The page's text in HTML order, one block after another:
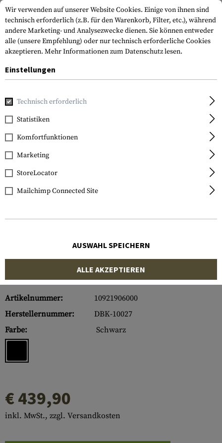
Home Waffenzubehör
Vortex Optics
Diamondback Tactical
FFP 4-16x44 MRAD
Artikelnummer:
10921906000
Herstellernummer:
DBK-10027
Farbe:
Schwarz
€ 439,90
inkl. MwSt., zzgl. Versandkosten
Wir verwenden auf unserer Website Cookies. Einige von ihnen sind
technisch erforderlich (z.B. für den Warenkorb, Filter, etc.), während
andere Marketing- und Analysezwecke dienen. Sie können entweder
alle (unsere Empfehlung) oder nur technisch erforderliche Cookies
akzeptieren. Mehr Informationen zum Datenschutz lesen.
Einstellungen
Technisch erforderlich
Statistiken
Komfortfunktionen
Marketing
StoreLocator
Mailchimp Connected Site
AUSWAHL SPEICHERN
ALLE AKZEPTIEREN